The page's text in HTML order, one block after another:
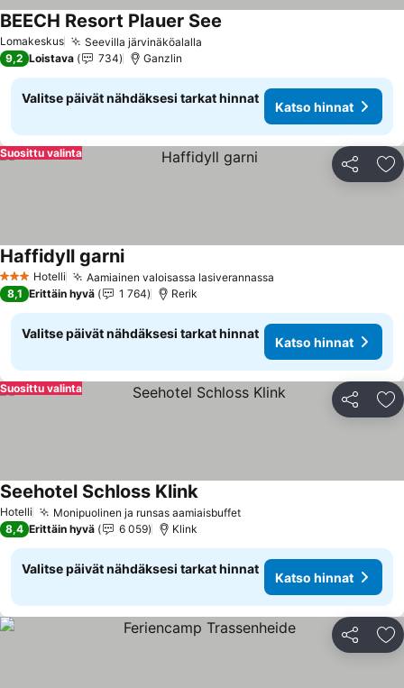
Lomakeskus Seevilla järvinäköalalla
BEECH Resort Plauer See
9,2 Loistava 734 Ganzlin
Valitse päivät nähdäksesi tarkat hinnat
Katso hinnat
Jaa
Suosittu valinta
3 Tähtiluokitus
Hotelli Aamiainen valoisassa lasiverannassa
Haffidyll garniKatso hinnat
8,1 Erittäin hyvä 1 764 Rerik
Valitse päivät nähdäksesi tarkat hinnat
Katso hinnat
Jaa
Suosittu valinta
Hotelli Monipuolinen ja runsas aamiaisbuffetKatso hinnat
Seehotel Schloss KlinkKatso hinnat
8,4 Erittäin hyvä 6 059 Klink
Valitse päivät nähdäksesi tarkat hinnat
Katso hinnat
Jaa